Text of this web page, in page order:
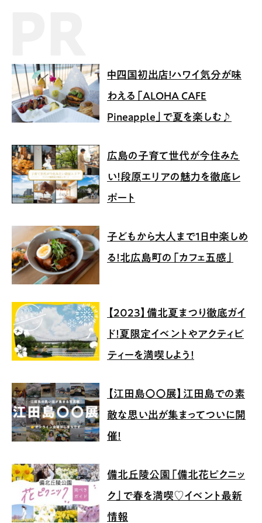
中四国初出店！ハワイ気分が味
わえる「ALOHA CAFE
Pineapple」で夏を楽しむ♪
広島の子育て世代が今住みた
い！段原エリアの魅力を徹底レ
ポート
子どもから大人まで1日中楽しめ
る！北広島町の「カフェ五感」
【2023】備北夏まつり徹底ガイ
ド！夏限定イベントやアクティビ
ティーを満喫しよう！
【江田島〇〇展】江田島での素
敵な思い出が集まってついに開
催！
備北丘陵公園「備北花ピクニッ
ク」で春を満喫♡イベント最新
情報